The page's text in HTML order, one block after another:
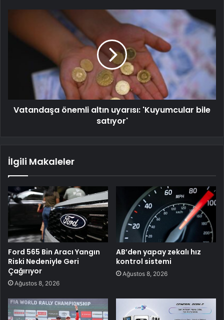
Vatandaşa önemli altın uyarısı: 'Kuyumcular bile
satıyor'
İlgili Makaleler
Ford 565 Bin Aracı Yangın
Riski Nedeniyle Geri
Çağırıyor
Ağustos 8, 2026
AB’den yapay zekalı hız
kontrol sistemi
Ağustos 8, 2026